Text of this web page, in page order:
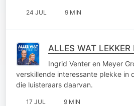
24 JUL 9 MIN
ALLES WAT
Ingrid Venter en Meyer
verskillende interessante plekke in
die luisteraars daarvan.
17 JUL 9 MIN